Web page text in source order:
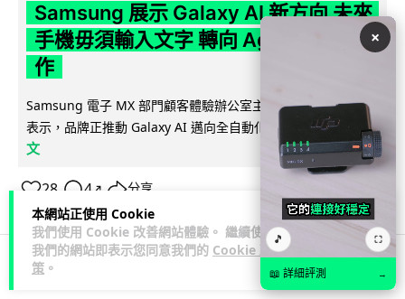
本網站正使用 Cookie
我們使用 Cookie 改善網站體驗。 繼續使用
我們的網站即表示您同意我們的 Cookie 政
策 。
Samsung 展示 Galaxy AI 新方向 未來
手機毋須輸入文字 轉向 Agent 全自動操
作
Samsung 電子 MX 部門顧客體驗辦公室主管兼副總裁 Jay Kim
表示，品牌正推動 Galaxy AI 邁向全自動化 Agent... 閱讀全
文
28 4 ↗ 分享
×
🎵 ⛶
📖 詳細評測 →